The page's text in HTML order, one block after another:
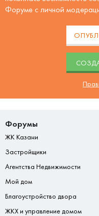
Форуме с личной
Форумы
ЖК Казани
Застройщики
Агентства Недвижимости
Мой дом
Благоустройство двора
ЖКХ и управление домом